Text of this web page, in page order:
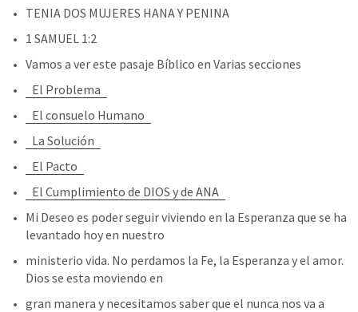
TENIA DOS MUJERES HANA Y PENINA
1 SAMUEL 1:2
Vamos a ver este pasaje Bíblico en Varias secciones
El Problema
El consuelo Humano
La Solución
El Pacto
El Cumplimiento de DIOS y de ANA
Mi Deseo es poder seguir viviendo en la Esperanza que se ha
levantado hoy en nuestro
ministerio vida. No perdamos la Fe, la Esperanza y el amor.
Dios se esta moviendo en
gran manera y necesitamos saber que el nunca nos va a